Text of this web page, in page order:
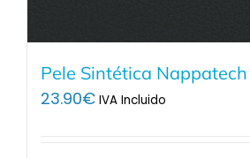
Pele Sintética
23.90€ IVA Incluido